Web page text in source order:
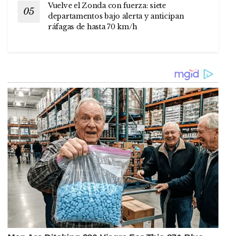
Vuelve el Zonda con fuerza: siete
departamentos bajo alerta y anticipan
ráfagas de hasta 70 km/h